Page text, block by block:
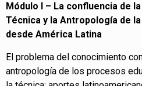
Módulo I – La confluencia de
Técnica y la Antropología de
desde América Latina
El problema del conocimiento
antropología de los procesos